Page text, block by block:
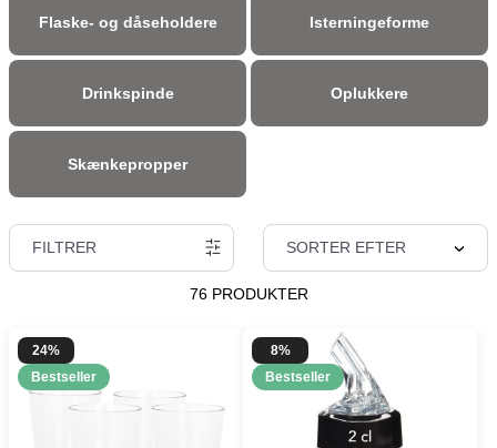
Flaske- og dåseholdere Isterningeforme
Drinkspinde Oplukkere
Skænkepropper
FILTRER SORTER EFTER
76 PRODUKTER
24%
Bestseller
8%
Bestseller